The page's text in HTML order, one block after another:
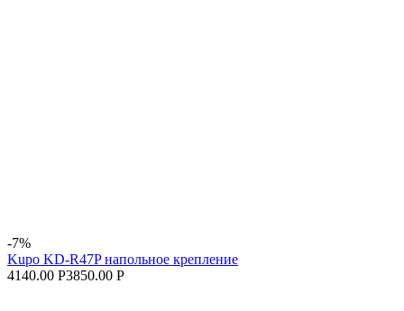
-7%
Kupo KD-R47P напольное крепление
4140.00 Р3850.00 Р